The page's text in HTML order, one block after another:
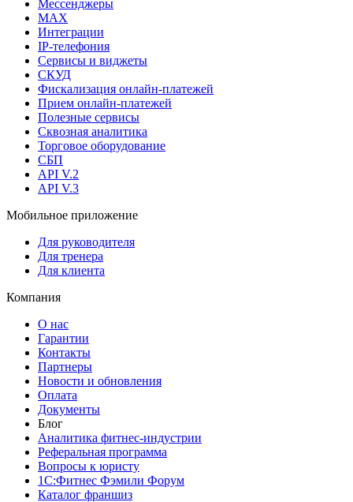
Мессенджеры
MAX
Интеграции
IP-телефония
Сервисы и виджеты
СКУД
Фискализация онлайн‑платежей
Прием онлайн-платежей
Полезные сервисы
Сквозная аналитика
Торговое оборудование
СБП
API V.2
API V.3
Мобильное приложение
Для руководителя
Для тренера
Для клиента
Компания
О нас
Гарантии
Контакты
Партнеры
Новости и обновления
Оплата
Документы
Блог
Аналитика фитнес-индустрии
Реферальная программа
Вопросы к юристу
1С:Фитнес Фэмили Форум
Каталог франшиз